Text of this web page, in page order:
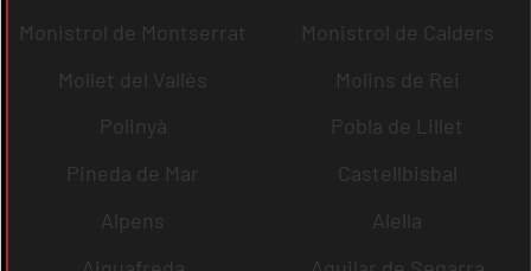
Monistrol de Montserrat
Monistrol de Calders
Mollet del Vallès
Molins de Rei
Polinyà
Pobla de Lillet
Pineda de Mar
Castellbisbal
Alpens
Alella